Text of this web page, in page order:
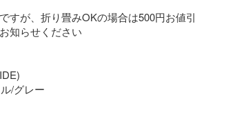
すが、折り畳みOKの場合は500円お値引
知らせください
/グレー